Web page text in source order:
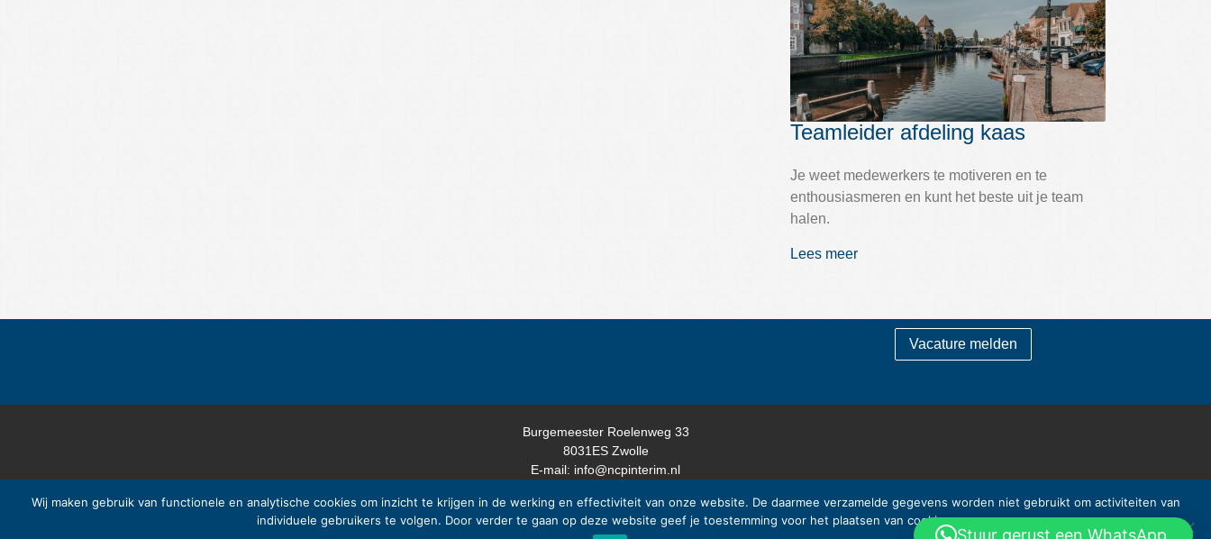
Teamleider afdeling kaas
Je weet medewerkers te motiveren en te
enthousiasmeren en kunt het beste uit je team
halen.
Lees meer
Vacature melden
Burgemeester Roelenweg 33
8031ES Zwolle
E-mail: info@ncpinterim.nl
© NCP Interim 2026 -Privacy Statement| Algemene Voorwaarden Stuur gerust een WhatsApp.
Wij maken gebruik van functionele en analytische cookies om inzicht te krijgen in de werking en effectiviteit van onze website. De daarmee verzamelde gegevens worden niet gebruikt om activiteiten van
individuele gebruikers te volgen. Door verder te gaan op deze website geef je toestemming voor het plaatsen van cookies.